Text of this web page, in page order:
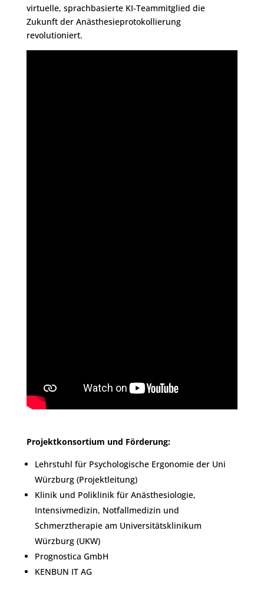
virtuelle, sprachbasierte KI-Teammitglied die
Zukunft der Anästhesieprotokollierung
revolutioniert.
Projektkonsortium und Förderung:
Lehrstuhl für Psychologische Ergonomie der Uni
Würzburg (Projektleitung)
Klinik und Poliklinik für Anästhesiologie,
Intensivmedizin, Notfallmedizin und
Schmerztherapie am Universitätsklinikum
Würzburg (UKW)
Prognostica GmbH
KENBUN IT AG